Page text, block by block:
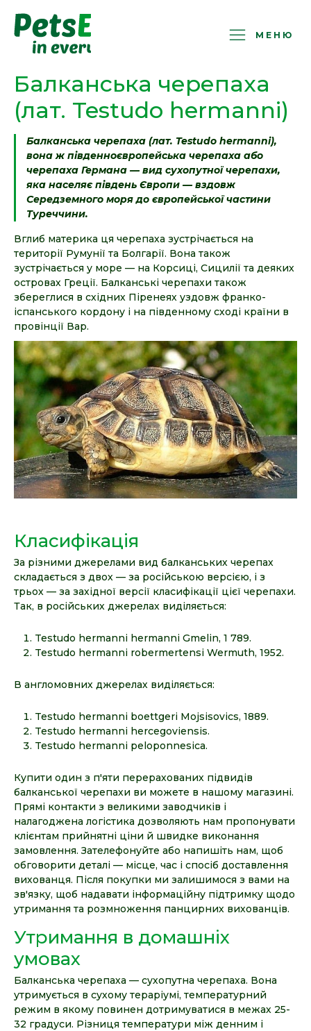
МЕНЮ
Балканська черепаха
(лат. Testudo hermanni)
Балканська черепаха (лат. Testudo hermanni),
вона ж південноєвропейська черепаха або
черепаха Германа — вид сухопутної черепахи,
яка населяє південь Європи — вздовж
Середземного моря до європейської частини
Туреччини.
Вглиб материка ця черепаха зустрічається на
території Румунії та Болгарії. Вона також
зустрічається у море — на Корсиці, Сицилії та деяких
островах Греції. Балканські черепахи також
збереглися в східних Піренеях уздовж франко-
іспанського кордону і на південному сході країни в
провінції Вар.
Класифікація
За різними джерелами вид балканських черепах
складається з двох — за російською версією, і з
трьох — за західної версії класифікації цієї черепахи.
Так, в російських джерелах виділяється:
Testudo hermanni hermanni Gmelin, 1 789.
Testudo hermanni robermertensi Wermuth, 1952.
В англомовних джерелах виділяється:
Testudo hermanni boettgeri Mojsisovics, 1889.
Testudo hermanni hercegoviensis.
Testudo hermanni peloponnesica.
Купити один з п'яти перерахованих підвидів
балканської черепахи ви можете в нашому магазині.
Прямі контакти з великими заводчиків і
налагоджена логістика дозволяють нам пропонувати
клієнтам прийнятні ціни й швидке виконання
замовлення. Зателефонуйте або напишіть нам, щоб
обговорити деталі — місце, час і спосіб доставлення
вихованця. Після покупки ми залишимося з вами на
зв'язку, щоб надавати інформаційну підтримку щодо
утримання та розмноження панцирних вихованців.
Утримання в домашніх
умовах
Балканська черепаха — сухопутна черепаха. Вона
утримується в сухому тераріумі, температурний
режим в якому повинен дотримуватися в межах 25-
32 градуси. Різниця температури між денним і